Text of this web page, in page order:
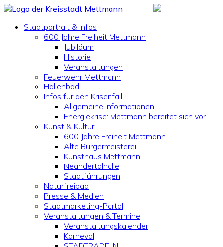
Stadtportrait & Infos
600 Jahre Freiheit Mettmann
Jubiläum
Historie
Veranstaltungen
Feuerwehr Mettmann
Hallenbad
Infos für den Krisenfall
Allgemeine Informationen
Energiekrise: Mettmann bereitet sich vor
Kunst & Kultur
600 Jahre Freiheit Mettmann
Alte Bürgermeisterei
Kunsthaus Mettmann
Neandertalhalle
Stadtführungen
Naturfreibad
Presse & Medien
Stadtmarketing-Portal
Veranstaltungen & Termine
Veranstaltungskalender
Karneval